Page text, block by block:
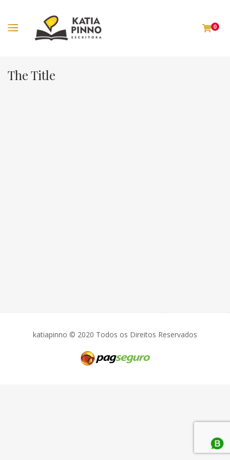
0
The Title
katiapinno © 2020 Todos os Direitos Reservados